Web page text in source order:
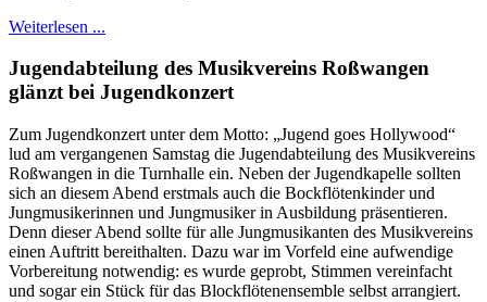
Weiterlesen ...
Jugendabteilung des Musikvereins Roßwangen
glänzt bei Jugendkonzert
Zum Jugendkonzert unter dem Motto: „Jugend goes Hollywood“
lud am vergangenen Samstag die Jugendabteilung des Musikvereins
Roßwangen in die Turnhalle ein. Neben der Jugendkapelle sollten
sich an diesem Abend erstmals auch die Bockflötenkinder und
Jungmusikerinnen und Jungmusiker in Ausbildung präsentieren.
Denn dieser Abend sollte für alle Jungmusikanten des Musikvereins
einen Auftritt bereithalten. Dazu war im Vorfeld eine aufwendige
Vorbereitung notwendig: es wurde geprobt, Stimmen vereinfacht
und sogar ein Stück für das Blockflötenensemble selbst arrangiert.